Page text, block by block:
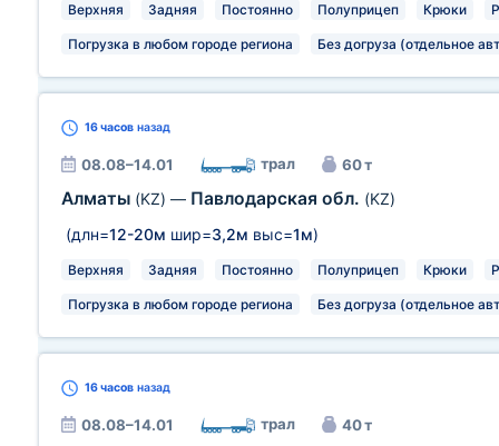
Верхняя Задняя Постоянно Полуприцеп Крюки
Погрузка в любом городе региона Без догруза (отдельное
16 часов назад
08.08–14.01 трал 60 т
Алматы (KZ) — Павлодарская обл. (KZ)
(длн=12-20м шир=3,2м выс=1м)
Верхняя Задняя Постоянно Полуприцеп Крюки
Погрузка в любом городе региона Без догруза (отдельное
16 часов назад
08.08–14.01 трал 40 т